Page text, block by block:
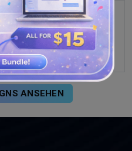
ANSEHEN